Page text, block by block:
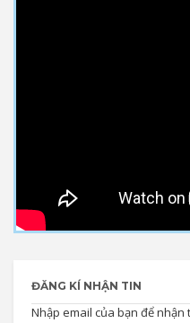
ĐĂNG KÍ NHẬN TIN
Nhập email của bạn để